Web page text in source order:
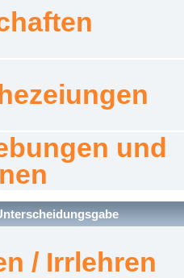
und
/ Irrlehren